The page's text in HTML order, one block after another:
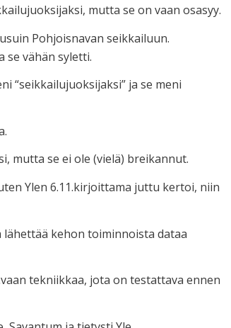
mutta se on vaan osasyy.
Pohjoisnavan seikkailuun.
se vähän syletti.
“seikkailujuoksijaksi” ja se meni
mutta se ei ole (vielä) breikannut.
Ylen 6.11.kirjoittama juttu kertoi, niin
lähettää kehon toiminnoista dataa
tekniikkaa, jota on testattava ennen